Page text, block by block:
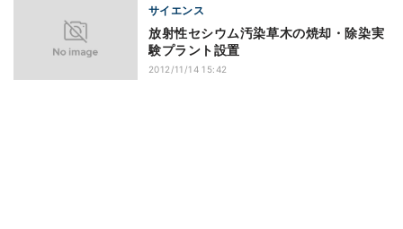
サイエンス
放射性セシウム汚染草木の焼却・除染実
験プラント設置
2012/11/14 15:42